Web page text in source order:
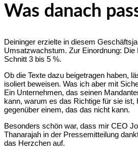
Was danach
Deininger erzielte in diesem
Umsatzwachstum. Zur Einordnung: Die
Schnitt 3 bis 5 %.
Ob die Texte dazu beigetragen haben,
isoliert beweisen. Was ich aber mit
Ein Unternehmen, das seinen
kann, warum es das Richtige für sie ist,
gegenüber einem, das das nicht kann.
Besonders schön war, dass mir CEO
Thanarajah in der Pressemitteilung
das Herzchen auf.